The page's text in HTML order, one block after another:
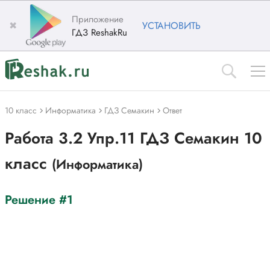
✖
Приложение
ГДЗ ReshakRu
УСТАНОВИТЬ
10 класс Информатика ГДЗ Семакин Ответ
Работа 3.2 Упр.11 ГДЗ Семакин 10
класс (Информатика)
Решение #1